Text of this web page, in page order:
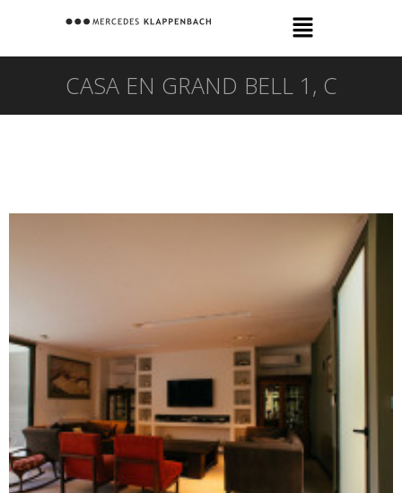
CASA EN GRAND BELL 1, C